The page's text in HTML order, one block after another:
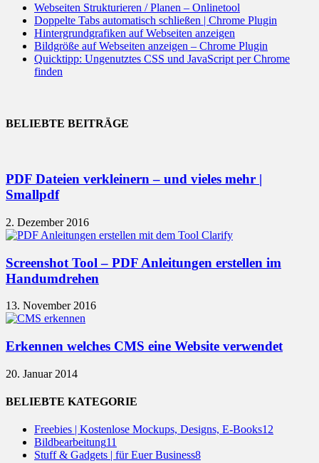
Webseiten Strukturieren / Planen – Onlinetool
Doppelte Tabs automatisch schließen | Chrome Plugin
Hintergrundgrafiken auf Webseiten anzeigen
Bildgröße auf Webseiten anzeigen – Chrome Plugin
Quicktipp: Ungenutztes CSS und JavaScript per Chrome
finden
BELIEBTE BEITRÄGE
PDF Dateien verkleinern – und vieles mehr |
Smallpdf
2. Dezember 2016
Screenshot Tool – PDF Anleitungen erstellen im
Handumdrehen
13. November 2016
Erkennen welches CMS eine Website verwendet
20. Januar 2014
BELIEBTE KATEGORIE
Freebies | Kostenlose Mockups, Designs, E-Books12
Bildbearbeitung11
Stuff & Gadgets | für Euer Business8